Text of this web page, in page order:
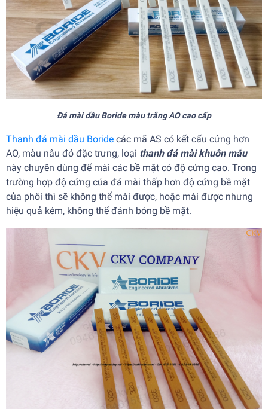
Đá mài dầu Boride màu trắng AO cao cấp
Thanh đá mài dầu Boride các mã AS có kết cấu cứng hơn
AO, màu nâu đỏ đặc trưng, loại thanh đá mài khuôn mẫu
này chuyên dùng để mài các bề mặt có độ cứng cao. Trong
trường hợp độ cứng của đá mài thấp hơn độ cứng bề mặt
của phôi thì sẽ không thể mài được, hoặc mài được nhưng
hiệu quả kém, không thể đánh bóng bề mặt.